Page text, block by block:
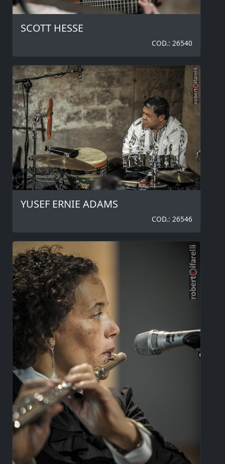
SCOTT HESSE
COD.: 26540
YUSEF ERNIE ADAMS
COD.: 26546